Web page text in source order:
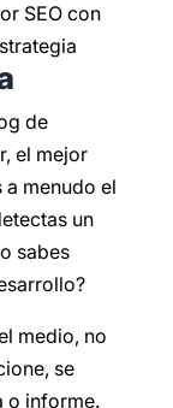
de
el mejor
menudo el
un
sabes
medio, no
se
o informe.